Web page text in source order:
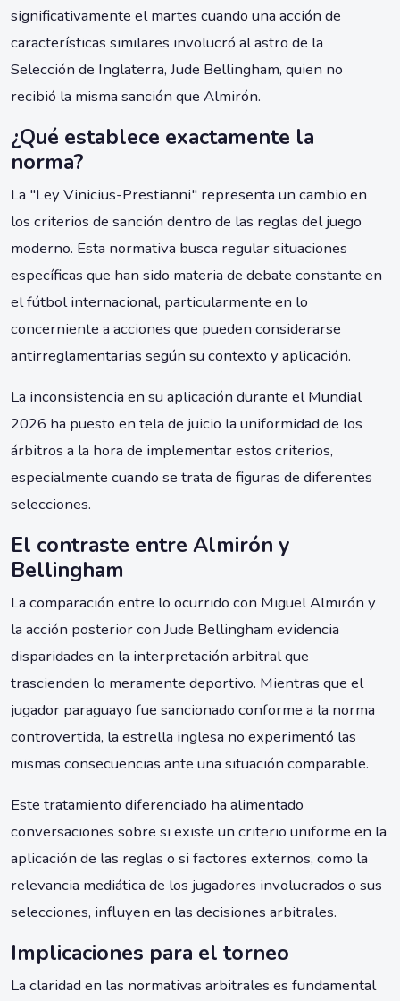
significativamente el martes cuando una acción de
características similares involucró al astro de la
Selección de Inglaterra, Jude Bellingham, quien no
recibió la misma sanción que Almirón.
¿Qué establece exactamente la
norma?
La "Ley Vinicius-Prestianni" representa un cambio en
los criterios de sanción dentro de las reglas del juego
moderno. Esta normativa busca regular situaciones
específicas que han sido materia de debate constante en
el fútbol internacional, particularmente en lo
concerniente a acciones que pueden considerarse
antirreglamentarias según su contexto y aplicación.
La inconsistencia en su aplicación durante el Mundial
2026 ha puesto en tela de juicio la uniformidad de los
árbitros a la hora de implementar estos criterios,
especialmente cuando se trata de figuras de diferentes
selecciones.
El contraste entre Almirón y
Bellingham
La comparación entre lo ocurrido con Miguel Almirón y
la acción posterior con Jude Bellingham evidencia
disparidades en la interpretación arbitral que
trascienden lo meramente deportivo. Mientras que el
jugador paraguayo fue sancionado conforme a la norma
controvertida, la estrella inglesa no experimentó las
mismas consecuencias ante una situación comparable.
Este tratamiento diferenciado ha alimentado
conversaciones sobre si existe un criterio uniforme en la
aplicación de las reglas o si factores externos, como la
relevancia mediática de los jugadores involucrados o sus
selecciones, influyen en las decisiones arbitrales.
Implicaciones para el torneo
La claridad en las normativas arbitrales es fundamental